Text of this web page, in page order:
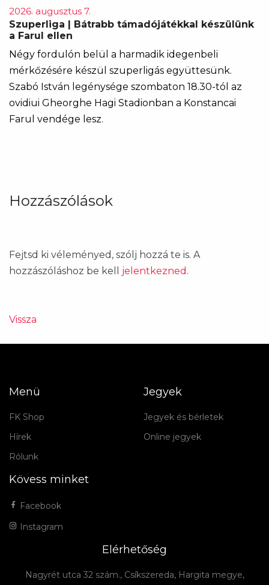
2026. augusztus 7.
Szuperliga | Bátrabb támadójátékkal készülünk
a Farul ellen
Négy fordulón belül a harmadik idegenbeli
mérkőzésére készül szuperligás együttesünk.
Szabó István legénysége szombaton 18.30-tól az
ovidiui Gheorghe Hagi Stadionban a Konstancai
Farul vendége lesz.
Hozzászólások
Fejtsd ki véleményed, szólj hozzá te is. A
hozzászóláshoz be kell jelentkezned .
Vissza
Menü
FK Shop
Hírek
Rólunk
Jegyek
Jegyek és bérletek
Online jegyek
Kövess minket
Facebook
Instagram
Elérhetőség
Nagyrét utca 32 szám., Csíkszereda, Hargita megye,